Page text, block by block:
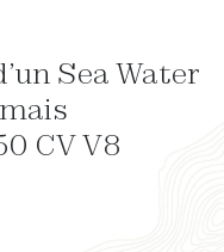
Sea Water
CV V8